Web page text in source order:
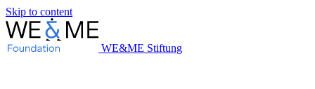
Skip to content
WE&ME Stiftung